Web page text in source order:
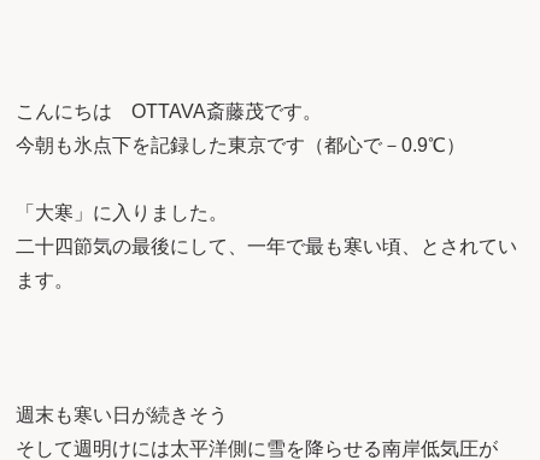
こんにちは OTTAVA斎藤茂です。
今朝も氷点下を記録した東京です（都心で－0.9℃）
「大寒」に入りました。
二十四節気の最後にして、一年で最も寒い頃、とされてい
ます。
週末も寒い日が続きそう
そして週明けには太平洋側に雪を降らせる南岸低気圧が